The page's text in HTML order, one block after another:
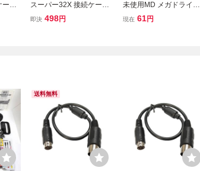
ーブ
スーパー32X 接続ケーブ
ル メガドライブ1用 MD G
即決 498円
未使用MD メガドライブ
ソフト コミックスゾーン
現在 61円
送料無料